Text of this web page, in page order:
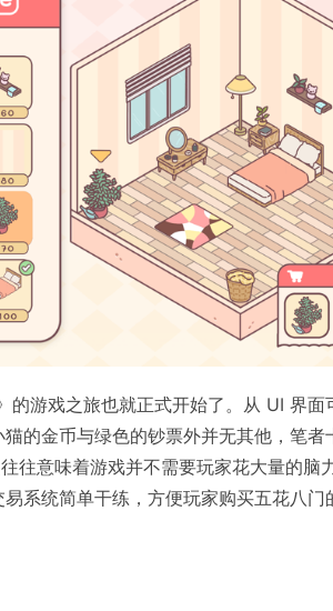
的游戏之旅也就正式开始了。从 UI 界面
的金币与绿色的钞票外并无其他，笔者
往意味着游戏并不需要玩家花大量的脑
系统简单干练，方便玩家购买五花八门